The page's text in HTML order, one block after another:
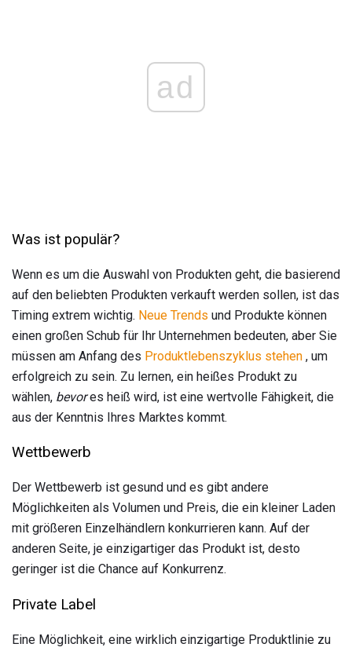
ad
Was ist populär?
Wenn es um die Auswahl von Produkten geht, die basierend
auf den beliebten Produkten verkauft werden sollen, ist das
Timing extrem wichtig. Neue Trends und Produkte können
einen großen Schub für Ihr Unternehmen bedeuten, aber Sie
müssen am Anfang des Produktlebenszyklus stehen , um
erfolgreich zu sein. Zu lernen, ein heißes Produkt zu
wählen, bevores heiß wird, ist eine wertvolle Fähigkeit, die
aus der Kenntnis Ihres Marktes kommt.
Wettbewerb
Der Wettbewerb ist gesund und es gibt andere
Möglichkeiten als Volumen und Preis, die ein kleiner Laden
mit größeren Einzelhändlern konkurrieren kann. Auf der
anderen Seite, je einzigartiger das Produkt ist, desto
geringer ist die Chance auf Konkurrenz.
Private Label
Eine Möglichkeit, eine wirklich einzigartige Produktlinie zu